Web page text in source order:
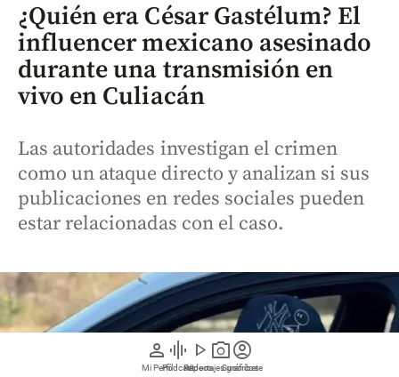
person
Mi Perfil
graphic_eq
Pódcast
play_arrow
Videos
photo_camera
Reportajes gráficos
account_circle
Suscríbete
¿Quién era César Gastélum? El
influencer mexicano asesinado
durante una transmisión en
vivo en Culiacán
Las autoridades investigan el crimen
como un ataque directo y analizan si sus
publicaciones en redes sociales pueden
estar relacionadas con el caso.